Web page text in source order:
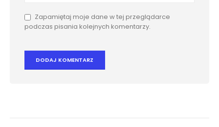
Zapamiętaj moje dane w tej przeglądarce
podczas pisania kolejnych komentarzy.